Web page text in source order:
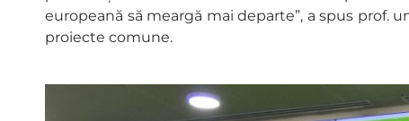
europeană să meargă mai departe”, a spus prof.
proiecte comune.